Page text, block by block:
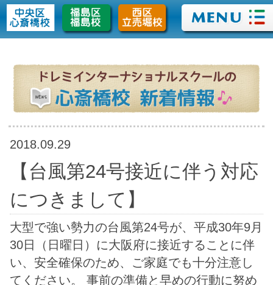
2018.09.29
【台風第24号接近に伴う対応
につきまして】
大型で強い勢力の台風第24号が、平成30年9月
30日（日曜日）に大阪府に接近することに伴
てください。 事前の準備と早めの行動に努め
てくださいますよう、よろしくお願い申し上
げます。 尚、今年度の自然災害等による被害
の状況を踏まえまして、当スクールでは、基
準を変更致しまして、 【暴風警報】も【特別
警報】と同じ扱いとさせて頂きます。 ※発令
されますと、休園となります。 【暴風警報又